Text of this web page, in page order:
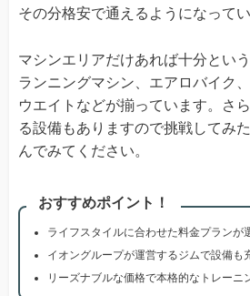
その分格安で通えるようになってい
マシンエリアだけあれば十分とい
ランニングマシン、エアロバイク
ウエイトなどが揃っています。さ
る設備もありますので挑戦してみ
んでみてください。
おすすめポイント！
ライフスタイルに合わせた料金プランが
イオングループが運営するジムで設備も
リーズナブルな価格で本格的なトレーニ